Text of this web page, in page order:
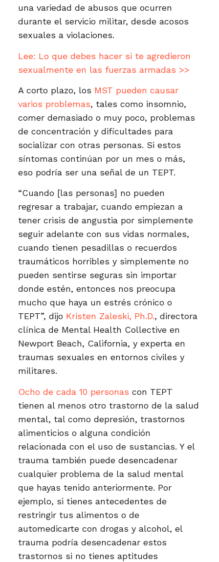
una variedad de abusos que ocurren
durante el servicio militar, desde acosos
sexuales a violaciones.
Lee: Lo que debes hacer si te agredieron
sexualmente en las fuerzas armadas >>
A corto plazo, los MST pueden causar
varios problemas, tales como insomnio,
comer demasiado o muy poco, problemas
de concentración y dificultades para
socializar con otras personas. Si estos
síntomas continúan por un mes o más,
eso podría ser una señal de un TEPT.
“Cuando [las personas] no pueden
regresar a trabajar, cuando empiezan a
tener crisis de angustia por simplemente
seguir adelante con sus vidas normales,
cuando tienen pesadillas o recuerdos
traumáticos horribles y simplemente no
pueden sentirse seguras sin importar
donde estén, entonces nos preocupa
mucho que haya un estrés crónico o
TEPT”, dijo Kristen Zaleski, Ph.D., directora
clínica de Mental Health Collective en
Newport Beach, California, y experta en
traumas sexuales en entornos civiles y
militares.
Ocho de cada 10 personas con TEPT
tienen al menos otro trastorno de la salud
mental, tal como depresión, trastornos
alimenticios o alguna condición
relacionada con el uso de sustancias. Y el
trauma también puede desencadenar
cualquier problema de la salud mental
que hayas tenido anteriormente. Por
ejemplo, si tienes antecedentes de
restringir tus alimentos o de
automedicarte con drogas y alcohol, el
trauma podría desencadenar estos
trastornos si no tienes aptitudes